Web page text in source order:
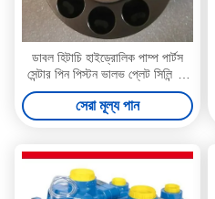
ডাবল হিটাচি হাইড্রোলিক পাম্প পার্টস
সেন্টার পিন পিস্টন ভালভ প্লেট সিলিন্ডার
ব্লক অন্তর্ভুক্ত
সেরা মূল্য পান